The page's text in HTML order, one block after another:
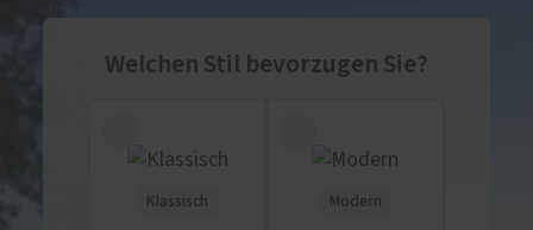
Welchen Stil bevorzugen Sie?
Klassisch Modern